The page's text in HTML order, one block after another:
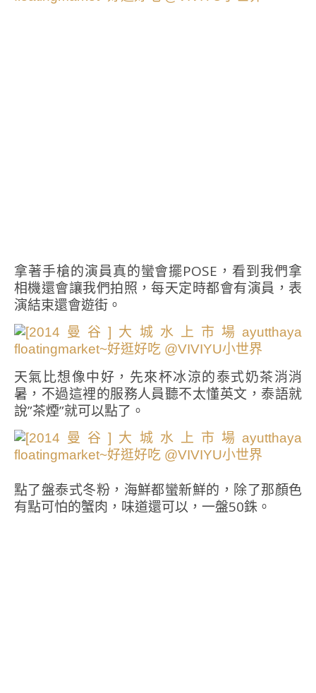
拿著手槍的演員真的蠻會擺POSE，看到我們拿
相機還會讓我們拍照，每天定時都會有演員，表
演結束還會遊街。
天氣比想像中好，先來杯冰涼的泰式奶茶消消
暑，不過這裡的服務人員聽不太懂英文，泰語就
說”茶煙”就可以點了。
點了盤泰式冬粉，海鮮都蠻新鮮的，除了那顏色
有點可怕的蟹肉，味道還可以，一盤50銖。